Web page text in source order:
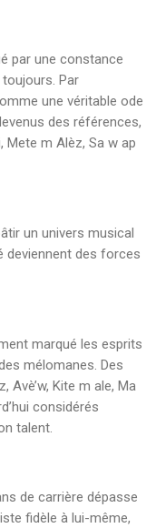
par une constance
toujours. Par
une véritable ode
des références,
Mete m Alèz, Sa w ap
un univers musical
deviennent des forces
marqué les esprits
mélomanes. Des
Avè’w, Kite m ale, Ma
considérés
talent.
de carrière dépasse
fidèle à lui-même,